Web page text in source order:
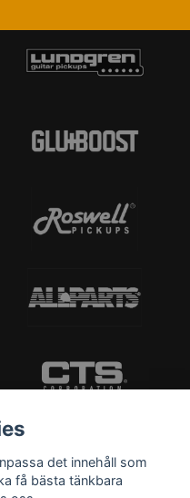
det innehåll som
få bästa tänkbara